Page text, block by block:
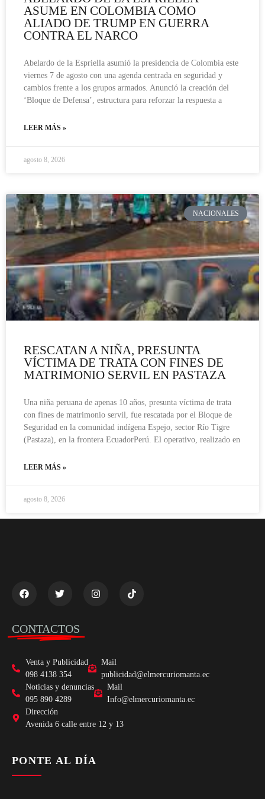
ASUME EN COLOMBIA COMO
ALIADO DE TRUMP EN GUERRA
CONTRA EL NARCO
Abelardo de la Espriella asumió la presidencia de Colombia este
viernes 7 de agosto con una agenda centrada en seguridad y
cambios frente a los grupos armados. Anunció la creación del
‘Bloque de Defensa’, estructura para reforzar la respuesta a
LEER MÁS »
agosto 8, 2026
NACIONALES
RESCATAN A NIÑA, PRESUNTA
VÍCTIMA DE TRATA CON FINES DE
MATRIMONIO SERVIL EN PASTAZA
Una niña peruana de apenas 10 años, presunta víctima de trata
con fines de matrimonio servil, fue rescatada por el Bloque de
Seguridad en la comunidad indígena Espejo, sector Río Tigre
(Pastaza), en la frontera EcuadorPerú. El operativo, realizado en
LEER MÁS »
agosto 8, 2026
CONTACTOS
Venta y Publicidad
098 4138 354
Mail
publicidad@elmercuriomanta.ec
Noticias y denuncias
095 890 4289
Mail
Info@elmercuriomanta.ec
Dirección
Avenida 6 calle entre 12 y 13
PONTE AL DÍA